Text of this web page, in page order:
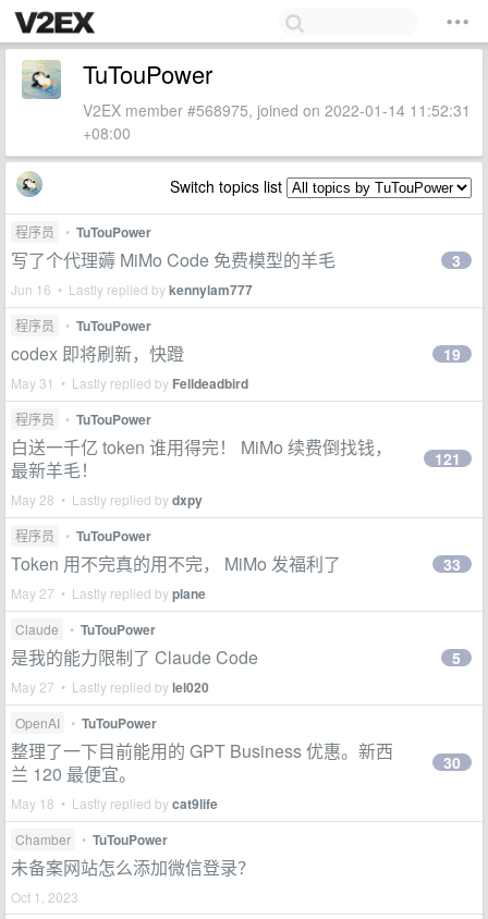
TuTouPower
V2EX member #568975, joined on 2022-01-14 11:52:31
+08:00
Switch topics list
程序员 • TuTouPower
写了个代理薅 MiMo Code 免费模型的羊毛
Jun 16 • Lastly replied bykennylam777
3
程序员 • TuTouPower
codex 即将刷新，快蹬
May 31 • Lastly replied by Felldeadbird
19
程序员 • TuTouPower
白送一千亿 token 谁用得完！ MiMo 续费倒找钱，
最新羊毛！
May 28 • Lastly replied bydxpy
121
程序员 • TuTouPower
Token 用不完真的用不完， MiMo 发福利了
May 27 • Lastly replied byplane
33
Claude • TuTouPower
是我的能力限制了 Claude Code
May 27 • Lastly replied bylel020
5
OpenAI • TuTouPower
整理了一下目前能用的 GPT Business 优惠。新西
兰 120 最便宜。
May 18 • Lastly replied bycat9life
30
Chamber • TuTouPower
未备案网站怎么添加微信登录？
Oct 1, 2023